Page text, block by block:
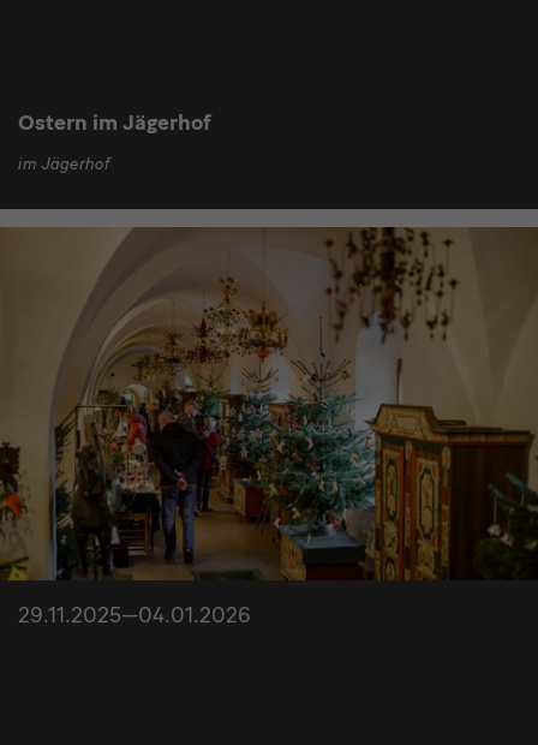
Ostern im Jägerhof
im Jägerhof
29.11.2025—04.01.2026